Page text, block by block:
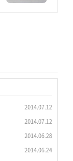
2014.07.12
2014.07.12
2014.06.28
2014.06.24